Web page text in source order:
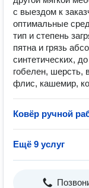
с выездом к
оптимальные
тип и степень
пятна и грязь
синтетических,
гобелен, шерсть,
флис, кашемир,
Ковёр ручной
Ещё 9 услуг